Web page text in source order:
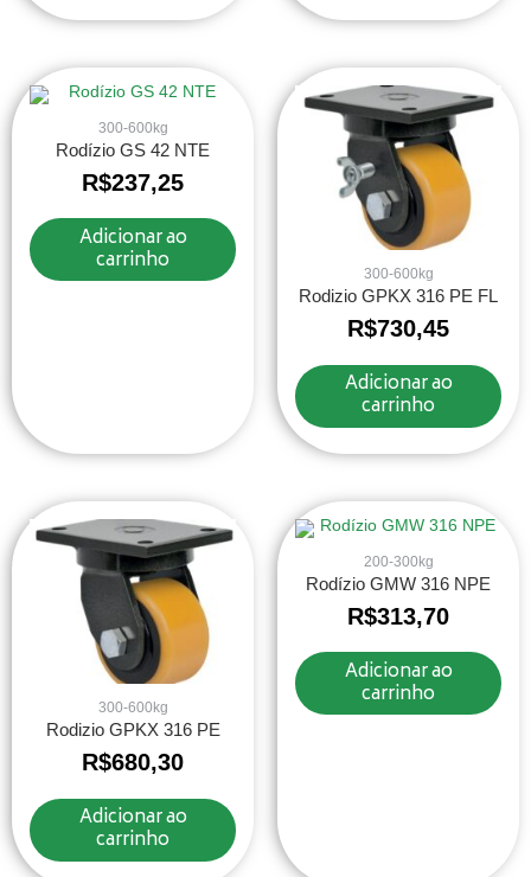
300-600kg
Rodízio GS 42 NTE
R$237,25
Adicionar ao
carrinho 300-600kg
Rodizio GPKX 316 PE FL
R$730,45
Adicionar ao
carrinho
300-600kg
Rodizio GPKX 316 PE
R$680,30
Adicionar ao
carrinho
200-300kg
Rodízio GMW 316 NPE
R$313,70
Adicionar ao
carrinho